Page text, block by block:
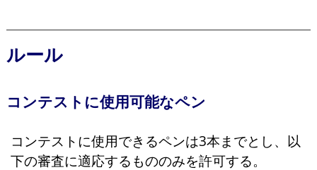
ルール
コンテストに使用可能なペン
コンテストに使用できるペンは3本までとし、以
下の審査に適応するもののみを許可する。